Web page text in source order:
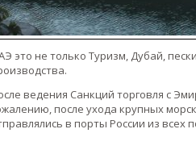
это не только Туризм, Дубай,
ведения Санкций торговля с
после ухода крупных
в порты России из всех